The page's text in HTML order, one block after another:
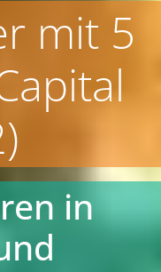
mit 5
in